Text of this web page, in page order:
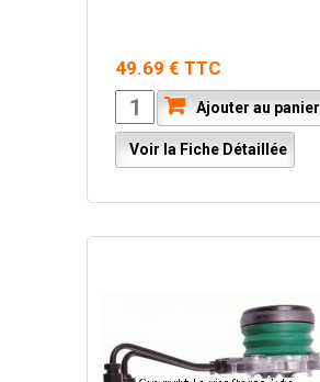
49.69 € TTC
Ajouter au panier
Voir la Fiche Détaillée